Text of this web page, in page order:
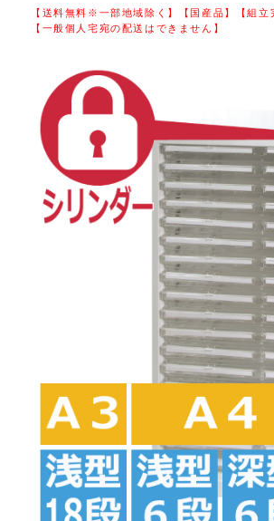
【送料無料※一部地域除く】【国産品】【組立
【一般個人宅宛の配送はできません】